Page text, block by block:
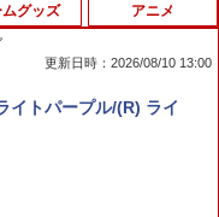
更新日時：2026/08/10 13:00
トパープル/(R) ライ
グッズ アニメ